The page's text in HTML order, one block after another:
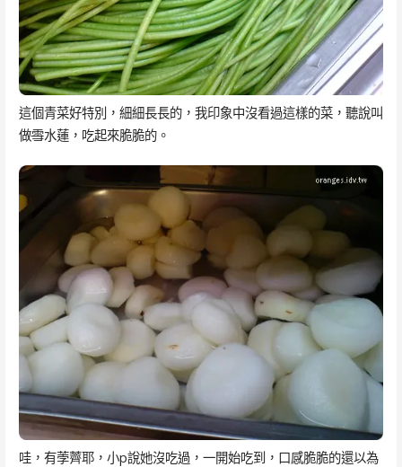
這個青菜好特別，細細長長的，我印象中沒看過這樣的菜，聽說叫
做雪水蓮，吃起來脆脆的。
哇，有荸薺耶，小p說她沒吃過，一開始吃到，口感脆脆的還以為